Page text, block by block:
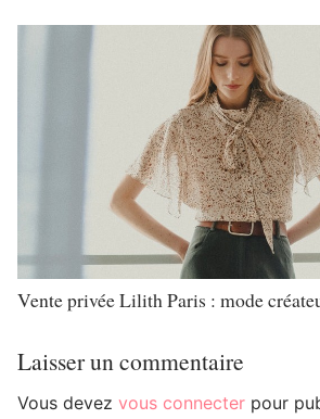
Vente privée Lilith Paris : mode
Laisser un commentaire
Vous devez vous connecter pour